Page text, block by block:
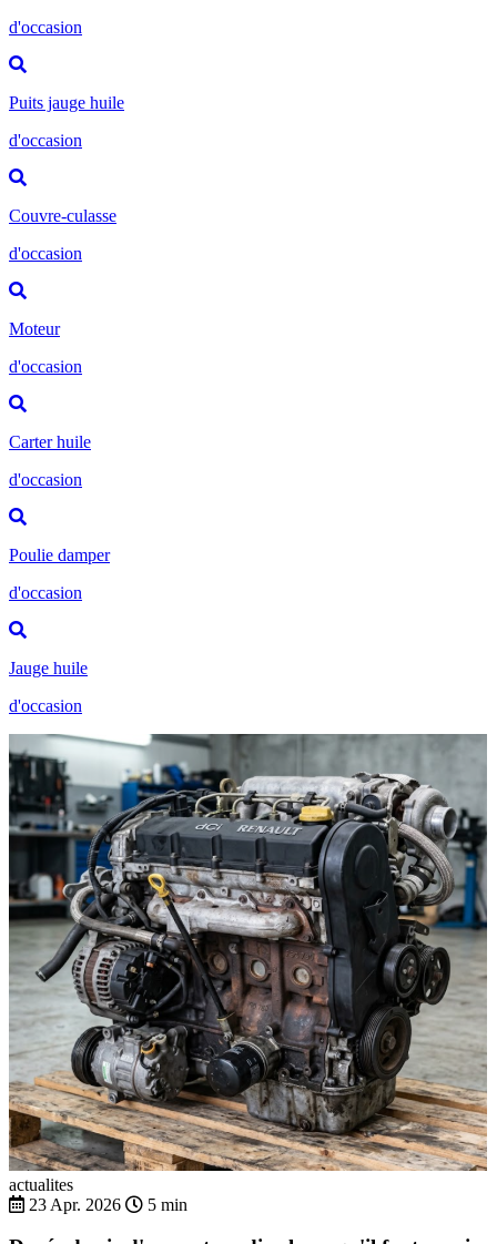
d'occasion
Puits jauge huile
d'occasion
Couvre-culasse
d'occasion
Moteur
d'occasion
Carter huile
d'occasion
Poulie damper
d'occasion
Jauge huile
d'occasion
actualites
23 Apr. 2026
5 min